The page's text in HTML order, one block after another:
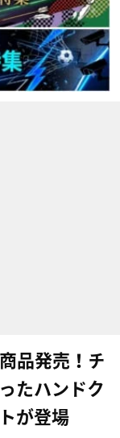
品発売！チ
たハンドク
が登場